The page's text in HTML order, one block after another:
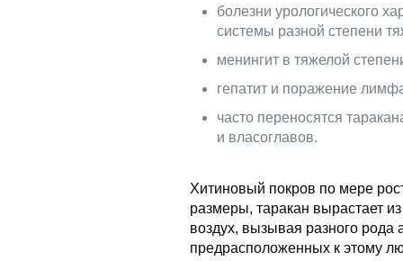
болезни урологического
системы разной степени
менингит в тяжелой
гепатит и поражение
часто переносятся
и власоглавов.
Хитиновый покров по мере
размеры, таракан вырастает
воздух, вызывая разного рода
предрасположенных к этому